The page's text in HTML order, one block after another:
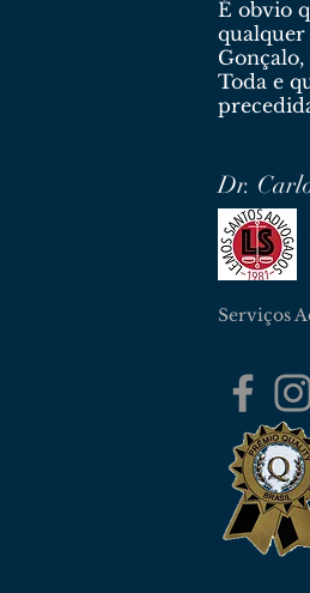
É obvio
qualquer
Toda e
Dr.
Serviços